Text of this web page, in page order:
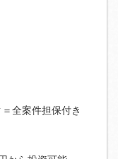
全案件担保付き